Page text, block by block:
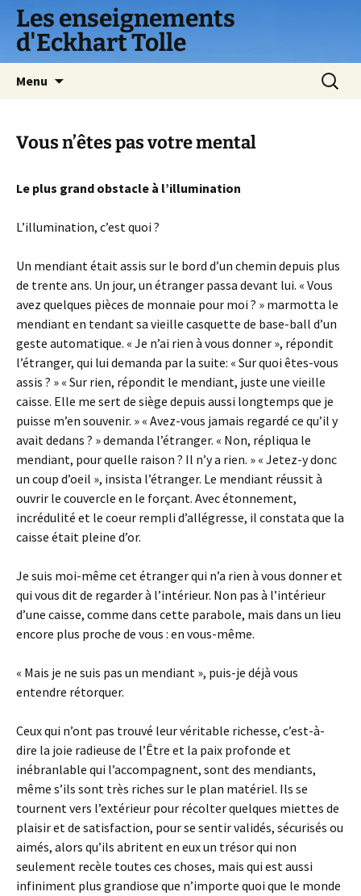
Les enseignements
d'Eckhart Tolle
Menu
Vous n’êtes pas votre mental
Le plus grand obstacle à l’illumination
L’illumination, c’est quoi ?
Un mendiant était assis sur le bord d’un chemin depuis plus
de trente ans. Un jour, un étranger passa devant lui. « Vous
avez quelques pièces de monnaie pour moi ? » marmotta le
mendiant en tendant sa vieille casquette de base-ball d’un
geste automatique. « Je n’ai rien à vous donner », répondit
l’étranger, qui lui demanda par la suite: « Sur quoi êtes-vous
assis ? » « Sur rien, répondit le mendiant, juste une vieille
caisse. Elle me sert de siège depuis aussi longtemps que je
puisse m’en souvenir. » « Avez-vous jamais regardé ce qu’il y
avait dedans ? » demanda l’étranger. « Non, répliqua le
mendiant, pour quelle raison ? Il n’y a rien. » « Jetez-y donc
un coup d’oeil », insista l’étranger. Le mendiant réussit à
ouvrir le couvercle en le forçant. Avec étonnement,
incrédulité et le coeur rempli d’allégresse, il constata que la
caisse était pleine d’or.
Je suis moi-même cet étranger qui n’a rien à vous donner et
qui vous dit de regarder à l’intérieur. Non pas à l’intérieur
d’une caisse, comme dans cette parabole, mais dans un lieu
encore plus proche de vous : en vous-même.
« Mais je ne suis pas un mendiant », puis-je déjà vous
entendre rétorquer.
Ceux qui n’ont pas trouvé leur véritable richesse, c’est-à-
dire la joie radieuse de l’Être et la paix profonde et
inébranlable qui l’accompagnent, sont des mendiants,
même s’ils sont très riches sur le plan matériel. Ils se
tournent vers l’extérieur pour récolter quelques miettes de
plaisir et de satisfaction, pour se sentir validés, sécurisés ou
aimés, alors qu’ils abritent en eux un trésor qui non
seulement recèle toutes ces choses, mais qui est aussi
infiniment plus grandiose que n’importe quoi que le monde